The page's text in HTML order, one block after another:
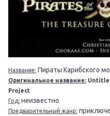
Название: Пираты Карибского
Оригинальное название:
Project
Год: неизвестно
Предварительный жанр: